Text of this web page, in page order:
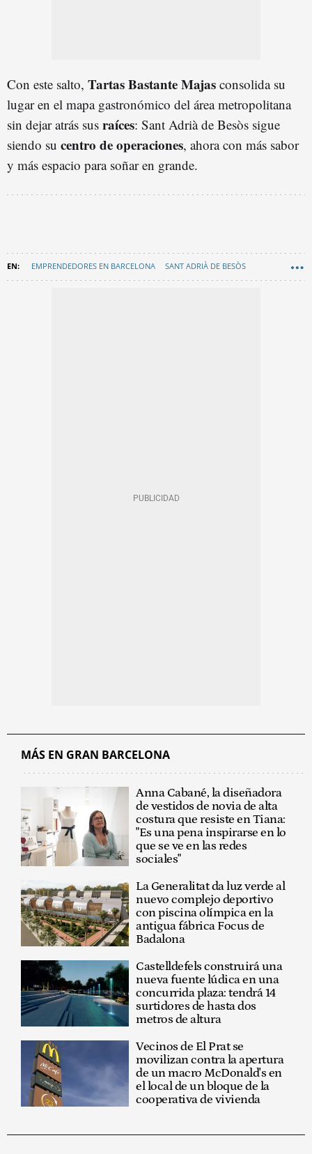
Con este salto, Tartas Bastante Majas consolida su
lugar en el mapa gastronómico del área metropolitana
sin dejar atrás sus raíces: Sant Adrià de Besòs sigue
siendo su centro de operaciones, ahora con más sabor
y más espacio para soñar en grande.
EMPRENDEDORES EN BARCELONA SANT ADRIÀ DE BESÒS
MÁS EN GRAN BARCELONA
Anna Cabané, la diseñadora
de vestidos de novia de alta
costura que resiste en Tiana:
"Es una pena inspirarse en lo
que se ve en las redes
sociales"
La Generalitat da luz verde al
nuevo complejo deportivo
con piscina olímpica en la
antigua fábrica Focus de
Badalona
Castelldefels construirá una
nueva fuente lúdica en una
concurrida plaza: tendrá 14
surtidores de hasta dos
metros de altura
Vecinos de El Prat se
movilizan contra la apertura
de un macro McDonald's en
el local de un bloque de la
cooperativa de vivienda